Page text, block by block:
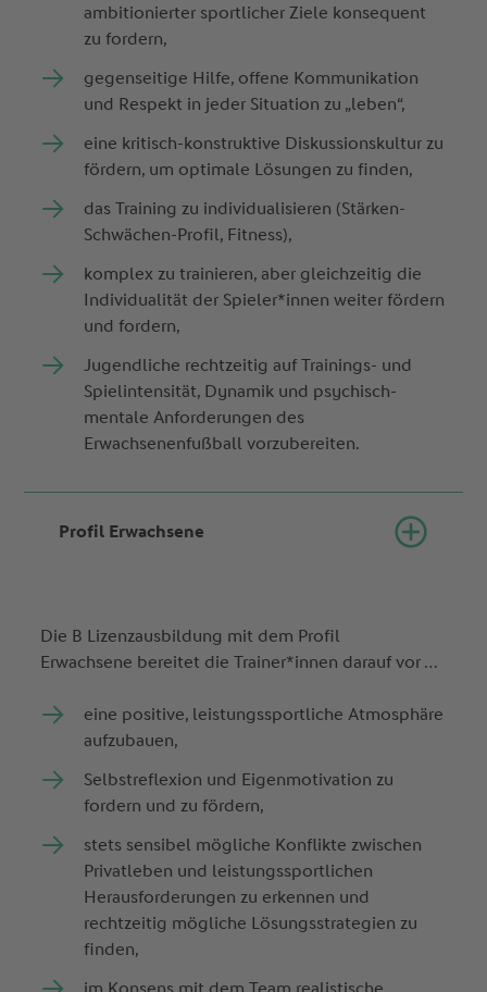
ambitionierter sportlicher Ziele konsequent
zu fordern,
gegenseitige Hilfe, offene Kommunikation
und Respekt in jeder Situation zu „leben“,
eine kritisch-konstruktive Diskussionskultur zu
fördern, um optimale Lösungen zu finden,
das Training zu individualisieren (Stärken-
Schwächen-Profil, Fitness),
komplex zu trainieren, aber gleichzeitig die
Individualität der Spieler*innen weiter fördern
und fordern,
Jugendliche rechtzeitig auf Trainings- und
Spielintensität, Dynamik und psychisch-
mentale Anforderungen des
Erwachsenenfußball vorzubereiten.
Profil Erwachsene
Die B Lizenzausbildung mit dem Profil
Erwachsene bereitet die Trainer*innen darauf vor …
eine positive, leistungssportliche Atmosphäre
aufzubauen,
Selbstreflexion und Eigenmotivation zu
fordern und zu fördern,
stets sensibel mögliche Konflikte zwischen
Privatleben und leistungssportlichen
Herausforderungen zu erkennen und
rechtzeitig mögliche Lösungsstrategien zu
finden,